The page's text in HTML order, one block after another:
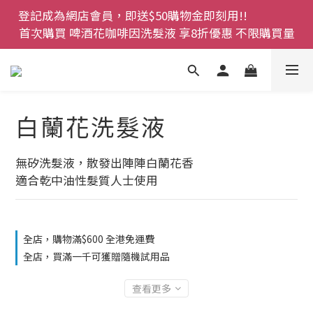
登記成為網店會員，即送$50購物金即刻用!!
首次購買 啤酒花咖啡因洗髮液 享8折優惠 不限購買量
登記成為網店會員，即送$50購物金即刻用!!
首次購買 啤酒花咖啡因洗髮液 享8折優惠 不限購買量
網店會員一年內累積消費 $4500 即刻變身 VIP 全年正
價貨 85 折，幫朋友買大家一齊抵 !!
今期優惠!! 濕疹救星 濕疹專用噴霧 買一枝送一件 50克
裝 濕疹舒敏膏   幼兒適用
登記成為網店會員，即送$50購物金即刻用!!
首次購買 啤酒花咖啡因洗髮液 享8折優惠 不限購買量
白蘭花洗髮液
無矽洗髮液，散發出陣陣白蘭花香
適合乾中油性髮質人士使用
全店，購物滿$600 全港免運費
全店，買滿一千可獲贈隨機試用品
查看更多